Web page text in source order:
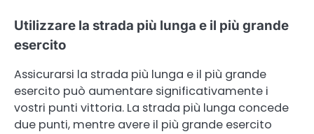
Utilizzare la strada più lunga e il più grande
esercito
Assicurarsi la strada più lunga e il più grande
esercito può aumentare significativamente i
vostri punti vittoria. La strada più lunga concede
due punti, mentre avere il più grande esercito